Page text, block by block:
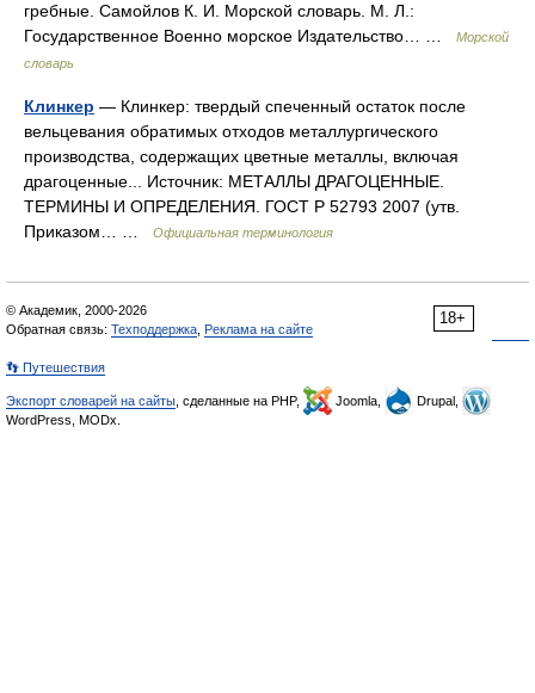
гребные. Самойлов К. И. Морской словарь. М. Л.:
Государственное Военно морское Издательство… …
Морской
словарь
Клинкер — Клинкер: твердый спеченный остаток после
вельцевания обратимых отходов металлургического
производства, содержащих цветные металлы, включая
драгоценные... Источник: МЕТАЛЛЫ ДРАГОЦЕННЫЕ.
ТЕРМИНЫ И ОПРЕДЕЛЕНИЯ. ГОСТ Р 52793 2007 (утв.
Приказом… …
Официальная терминология
18+
© Академик, 2000-2026
Обратная связь: Техподдержка Реклама на сайте
👣 Путешествия
Экспорт словарей на сайты , сделанные на PHP, Joomla,
Drupal,
WordPress, MODx.